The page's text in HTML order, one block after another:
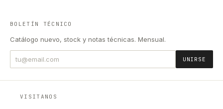
BOLETÍN TÉCNICO
Catálogo nuevo, stock y notas técnicas. Mensual.
UNIRSE
VISITANOS